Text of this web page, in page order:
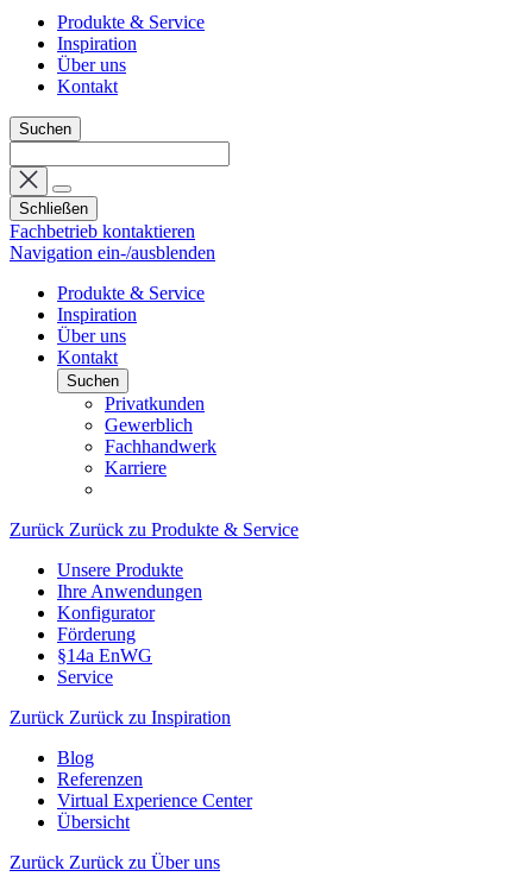
Produkte & Service
Inspiration
Über uns
Kontakt
Suchen
Schließen
Fachbetrieb kontaktieren
Navigation ein-/ausblenden
Produkte & Service
Inspiration
Über uns
Kontakt
Suchen
Privatkunden
Gewerblich
Fachhandwerk
Karriere
Zurück Zurück zu Produkte & Service
Unsere Produkte
Ihre Anwendungen
Konfigurator
Förderung
§14a EnWG
Service
Zurück Zurück zu Inspiration
Blog
Referenzen
Virtual Experience Center
Übersicht
Zurück Zurück zu Über uns